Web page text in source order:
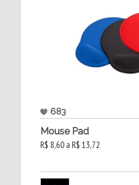
683
Mouse Pad
R$ 8,60 a R$ 13,72